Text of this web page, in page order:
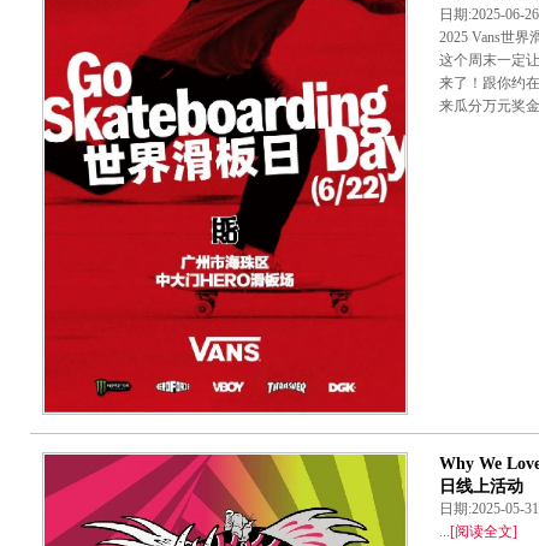
日期:2025-
2025 Vans世界
这个周末一定
来了！跟你约
来瓜分万元奖
Why We
日线上活动
日期:2025-
...[阅读全文]